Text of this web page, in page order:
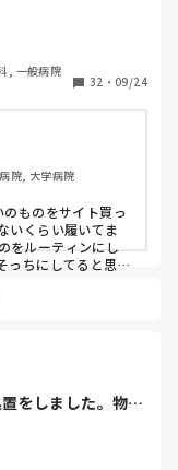
。
たくない思いがあ
は出せない」っ
とびっくりしたの
, 一般病院
32 ・ 09/24
院, 大学病院
ものをサイト買っ
いくらい履いてま
をルーティンにし
っちにしてると思う
をしました。物品